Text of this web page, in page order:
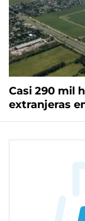
Casi 290 mil
extranjeras